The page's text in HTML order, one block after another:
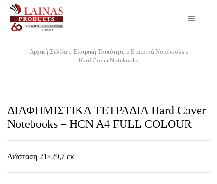
Αρχική Σελίδα Εταιρική Ταυτότητα
Εταιρικά Notebooks
Hard Cover Notebooks
ΔΙΑΦΗΜΙΣΤΙΚΑ ΤΕΤΡΑΔΙΑ Hard Cover
Notebooks – HCN A4 FULL COLOUR
Διάσταση 21×29,7 εκ